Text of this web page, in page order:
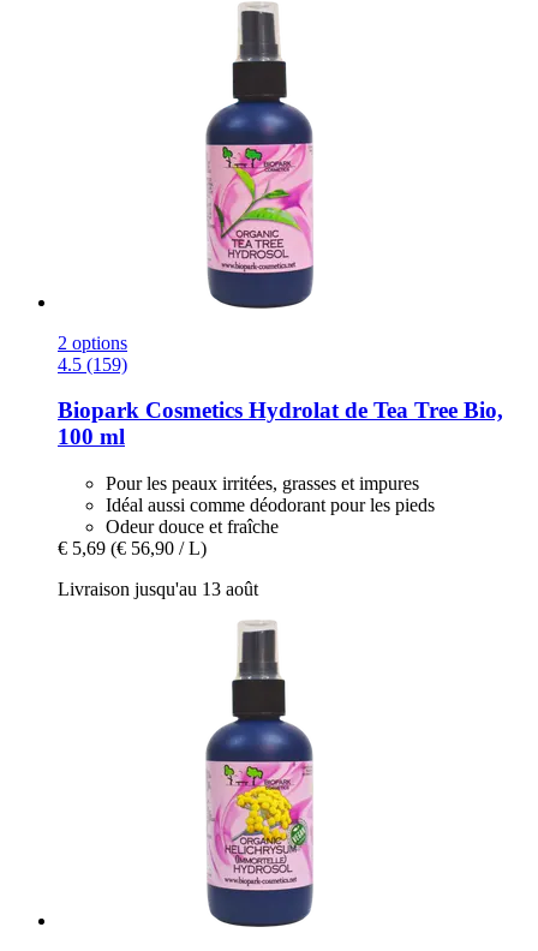
2 options
4.5 (159)
Biopark Cosmetics Hydrolat de Tea Tree Bio,
100 ml
Pour les peaux irritées, grasses et impures
Idéal aussi comme déodorant pour les pieds
Odeur douce et fraîche
€ 5,69 (€ 56,90 / L)
Livraison jusqu'au 13 août